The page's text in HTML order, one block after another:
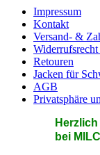
Impressum
Kontakt
Versand- &
Retouren
Jacken für
AGB
Privatsphäre
Herzlic
bei